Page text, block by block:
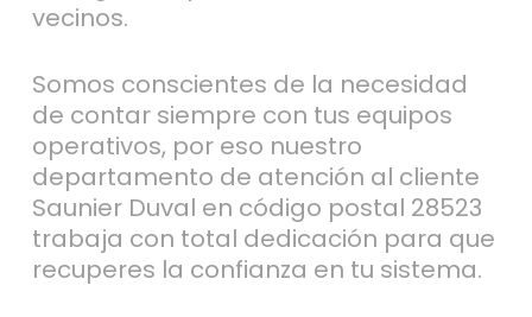
vecinos.
Somos conscientes de la necesidad
de contar siempre con tus equipos
operativos, por eso nuestro
departamento de atención al cliente
Saunier Duval en código postal 28523
trabaja con total dedicación para que
recuperes la confianza en tu sistema.